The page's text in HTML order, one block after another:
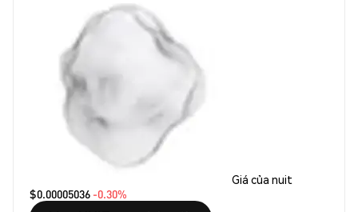
Giá của nuit
$0.00005036 -0.30%